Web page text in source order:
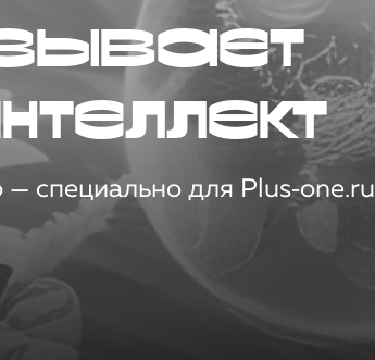
специально для Plus‑one.ru